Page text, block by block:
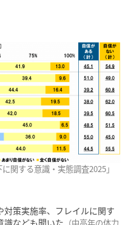
関する意識・実態調査2025」
策実施率、フレイルに関す
識なども聞いた （中高年の体力